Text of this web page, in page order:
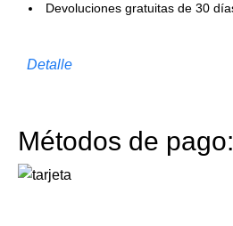
Devoluciones gratuitas de 30
Detalle
Métodos de pago: